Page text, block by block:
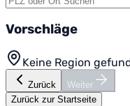
Vorschläge
Keine Region
Zurück
Weiter
Zurück zur Startseite